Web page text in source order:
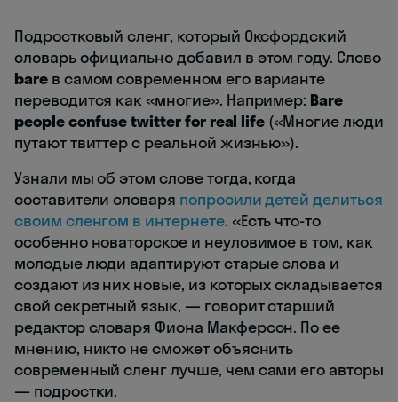
Подростковый сленг, который Оксфордский
словарь официально добавил в этом году. Слово
bareв самом современном его варианте
переводится как «многие». Например: Bare
people confuse twitter for real life («Многие люди
путают твиттер с реальной жизнью»).
Узнали мы об этом слове тогда, когда
составители словаря попросили детей делиться
своим сленгом в интернете. «Есть что-то
особенно новаторское и неуловимое в том, как
молодые люди адаптируют старые слова и
создают из них новые, из которых складывается
свой секретный язык, — говорит старший
редактор словаря Фиона Макферсон. По ее
мнению, никто не сможет объяснить
современный сленг лучше, чем сами его авторы
— подростки.